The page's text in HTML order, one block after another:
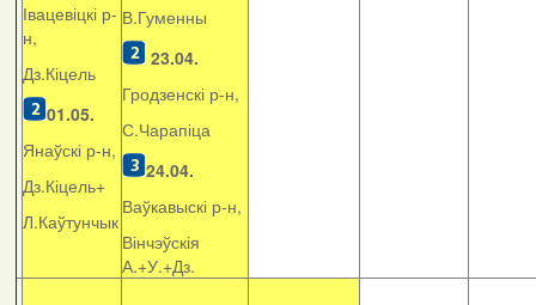
Івацевіцкі р-
н,
Дз.Кіцель
01.05.
Янаўскі р-н,
Дз.Кіцель+
Л.Каўтунчык
В.Гуменны
23.04.
Гродзенскі р-н,
С.Чарапіца
24.04.
Ваўкавыскі р-н,
Вінчэўскія
А.+У.+Дз.